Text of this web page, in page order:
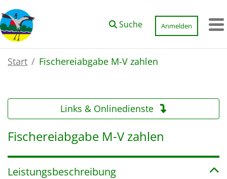
Zum Hauptinhalt springen
Suche
Anmelden
Start Fischereiabgabe M-V zahlen
Links & Onlinedienste
Fischereiabgabe M-V zahlen
Leistungsbeschreibung